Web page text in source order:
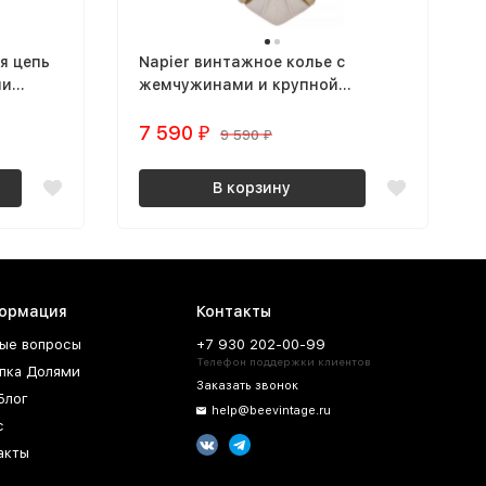
цепь
Napier винтажное колье с
жемчужинами и крупной
7 590 ₽ 9 590 ₽
В корзину
вопросы
Долями
Контакты
+7 930 202-00-99
Телефон поддержки клиентов
Заказать звонок
help@beevintage.ru